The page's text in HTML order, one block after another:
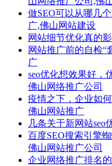
做SEO可以从哪几
广,佛山网站建设
网站细节优化真的
网站推广前的自检“
广
seo优化想效果好，
佛山网络推广公司
疫情之下，企业如
佛山网站推广
几条关于新网站seo
百度SEO搜索引擎
佛山网站推广公司
企业网络推广排名